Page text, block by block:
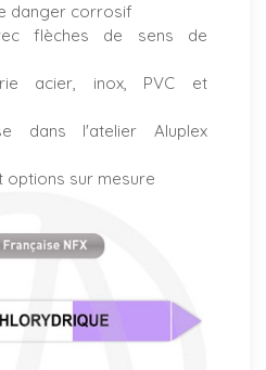
danger corrosif
flèches de sens de
acier, inox, PVC et
dans l'atelier Aluplex
options sur mesure